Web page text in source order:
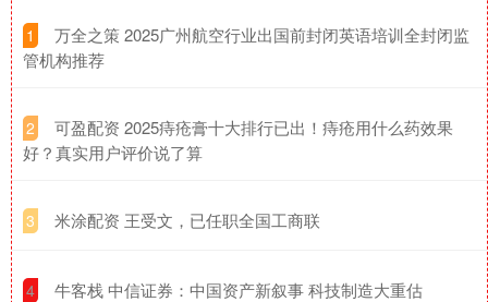
1
​万全之策 2025广州航空行业出国前封闭英语培训全封闭监
管机构推荐
2
​可盈配资 2025痔疮膏十大排行已出！痔疮用什么药效果
好？真实用户评价说了算
3 ​米涂配资 王受文，已任职全国工商联
4 ​牛客栈 中信证券：中国资产新叙事 科技制造大重估